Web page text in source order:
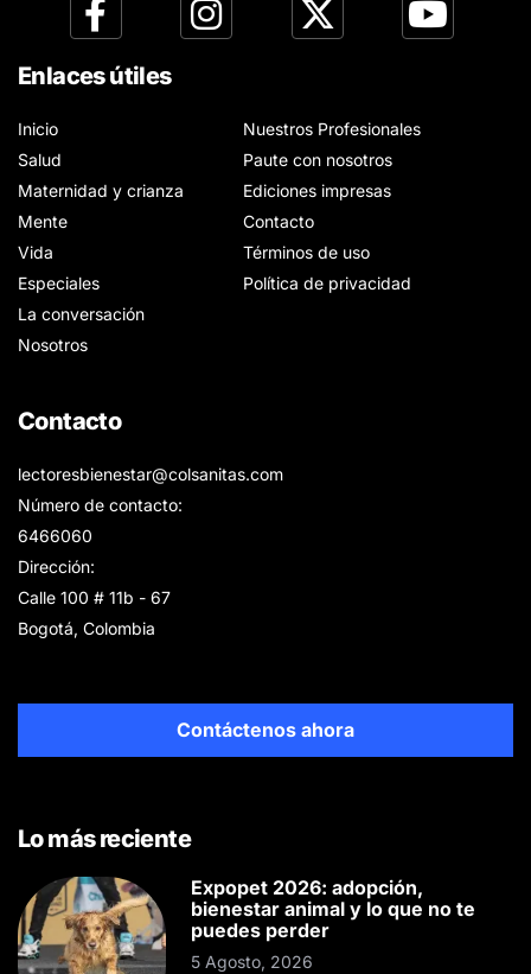
Enlaces útiles
Inicio
Salud
Maternidad y crianza
Mente
Vida
Especiales
La conversación
Nosotros
Nuestros Profesionales
Paute con nosotros
Ediciones impresas
Contacto
Términos de uso
Política de privacidad
Contacto
lectoresbienestar@colsanitas.com
Número de contacto:
6466060
Dirección:
Calle 100 # 11b - 67
Bogotá, Colombia
Contáctenos ahora
Lo más reciente
Expopet 2026: adopción,
bienestar animal y lo que no te
puedes perder
5 Agosto, 2026